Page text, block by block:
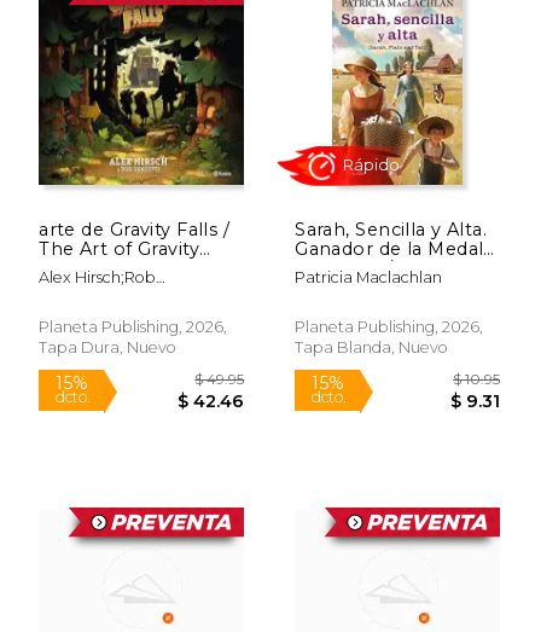
40%
dcto.
$ 53.16
$ 31.90
15%
dcto. $
arte de Gravity Falls /
The Art of Gravity
Falls
Alex Hirsch;Rob
Gracia
Planeta Publishing, 2026,
Tapa Dura, Nuevo
Sarah, Sencilla y Alta.
Ganador de la Medalla
Newbery / Sarah,
Plain and Tall. A
Winner
Patricia Maclachlan
Planeta Publishing, 2026,
Tapa Blanda, Nuevo